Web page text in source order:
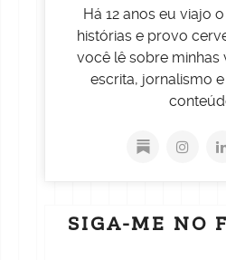
Há 12 anos eu viajo
histórias e provo
você lê sobre minhas
escrita, jornalismo
SIGA-ME NO